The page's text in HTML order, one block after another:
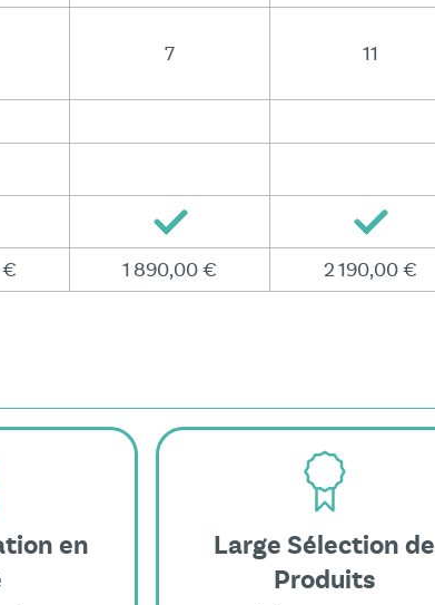
7 11
€ 1 890,00 € 2 190,00 €
en
Large Sélection de
Produits